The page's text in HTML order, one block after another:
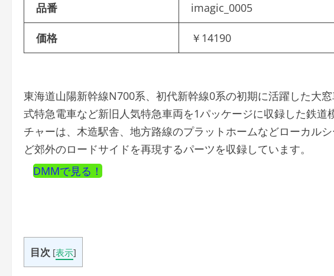
品番 imagic_0005
価格 ￥14190
東海道山陽新幹線N700系、初代新幹線0系の初期に活躍した大
式特急電車など新旧人気特急車両を1パッケージに収録した鉄道
チャーは、木造駅舎、地方路線のプラットホームなどローカル
ど郊外のロードサイドを再現するパーツを収録しています。
DMMで見る！
目次 [表示]